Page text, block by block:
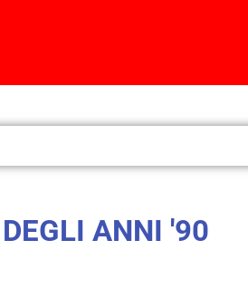
ANNI '90